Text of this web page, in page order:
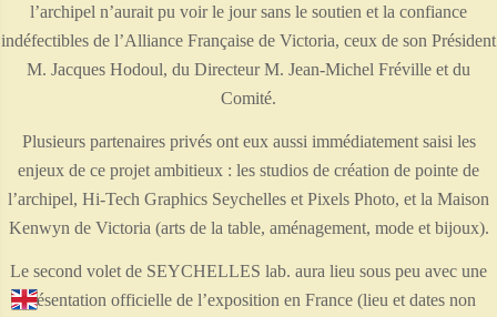
l’archipel n’aurait pu voir le jour sans le soutien et la confiance
indéfectibles de l’Alliance Française de Victoria, ceux de son Président
M. Jacques Hodoul, du Directeur M. Jean-Michel Fréville et du
Comité.
Plusieurs partenaires privés ont eux aussi immédiatement saisi les
enjeux de ce projet ambitieux : les studios de création de pointe de
l’archipel, Hi-Tech Graphics Seychelles et Pixels Photo, et la Maison
Kenwyn de Victoria (arts de la table, aménagement, mode et bijoux).
Le second volet de SEYCHELLES lab. aura lieu sous peu avec une
présentation officielle de l’exposition en France (lieu et dates non